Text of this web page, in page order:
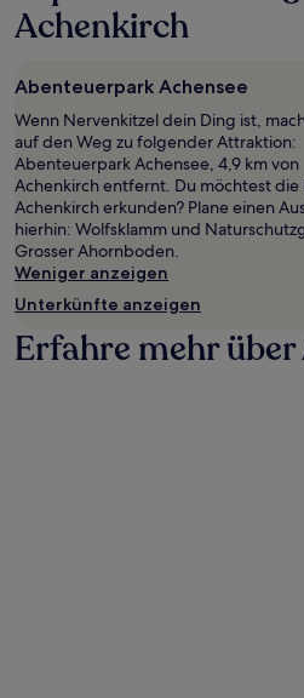
Achenkirch
Abenteuerpark Achensee
Wenn Nervenkitzel dein Ding ist,
auf den Weg zu folgender Attraktion:
Abenteuerpark Achensee, 4,9 km von
Achenkirch entfernt. Du möchtest die
Achenkirch erkunden? Plane einen
hierhin: Wolfsklamm und
Grosser Ahornboden.
Weniger anzeigen
Unterkünfte anzeigen
Erfahre mehr